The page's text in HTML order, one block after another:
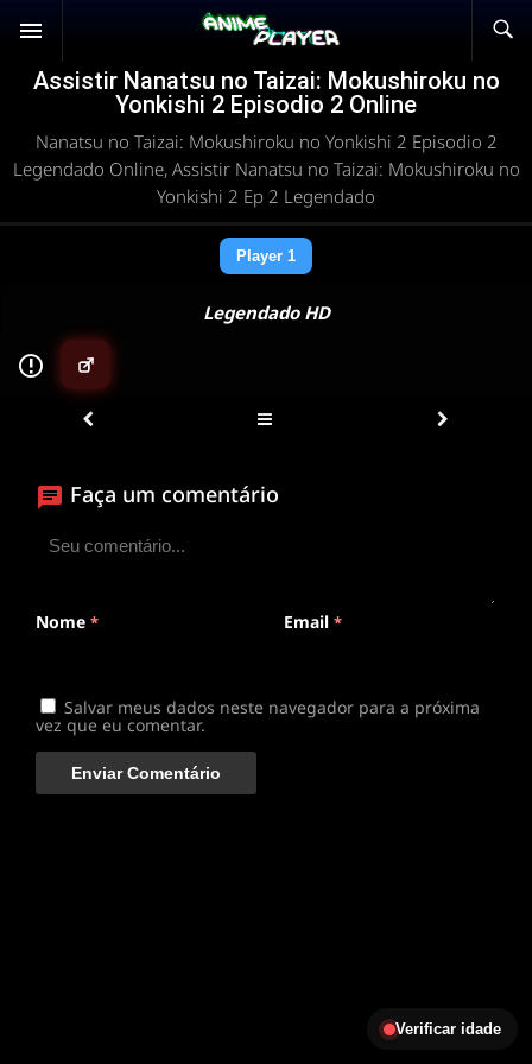
Assistir Nanatsu no Taizai: Mokushiroku no
Yonkishi 2 Episodio 2 Online
Nanatsu no Taizai: Mokushiroku no Yonkishi 2 Episodio 2
Legendado Online, Assistir Nanatsu no Taizai: Mokushiroku no
Yonkishi 2 Ep 2 Legendado
Player 1
Clique para assistir
Legendado HD
Faça um comentário
Nome * Email *
Salvar meus dados neste navegador para a próxima
vez que eu comentar.
Verificar idade